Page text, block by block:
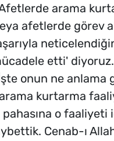
arama
afetlerde görev
etti'
onun ne anlama
kurtarma
o
Cenab-ı